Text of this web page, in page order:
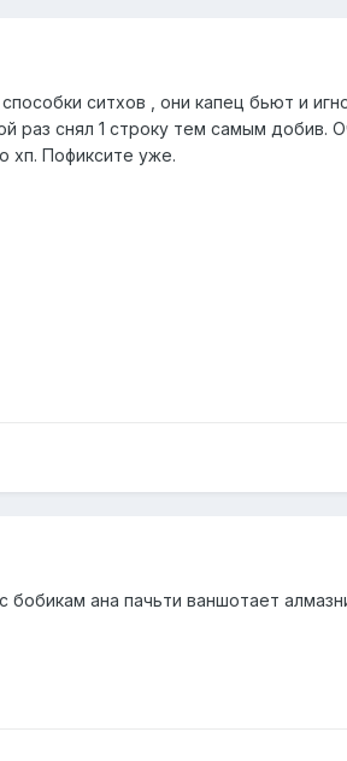
ситхов , они капец бьют и
раз снял 1 строку тем самым
хп. Пофиксите уже.
ана пачьти ваншотает